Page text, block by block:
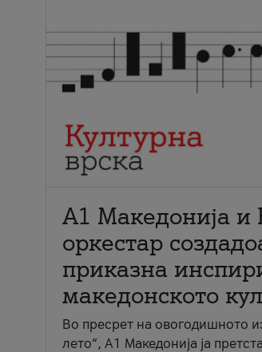
А1 Македонија и
оркестар
приказна
македонското
Во пресрет на овогодишното
лето“, А1 Македонија ја